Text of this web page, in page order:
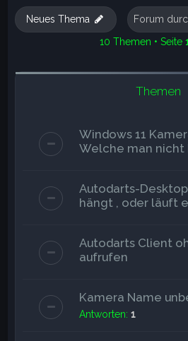
Neues Thema
10 Themen • Seite
Themen
Windows 11
Welche man
Autodarts-
hängt , oder läuft
Autodarts Client
aufrufen
Kamera Name
Antworten:1